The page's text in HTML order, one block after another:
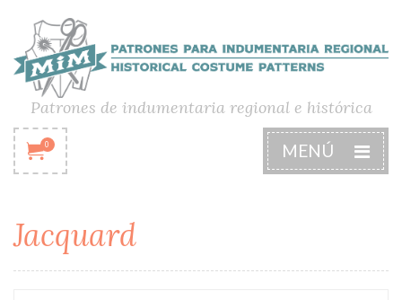
Patrones de indumentaria regional e histórica
0 MENÚ
Jacquard